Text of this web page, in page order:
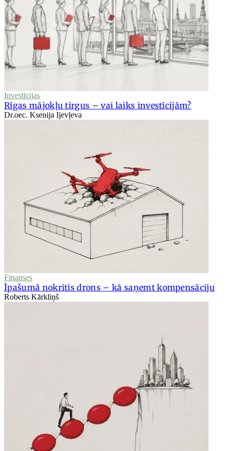
Investīcijas
Rīgas mājokļu tirgus – vai laiks investīcijām?
Dr.oec. Ksenija Ijevļeva
Finanses
Īpašumā nokritis drons – kā saņemt kompensāciju
Roberts Kārkliņš